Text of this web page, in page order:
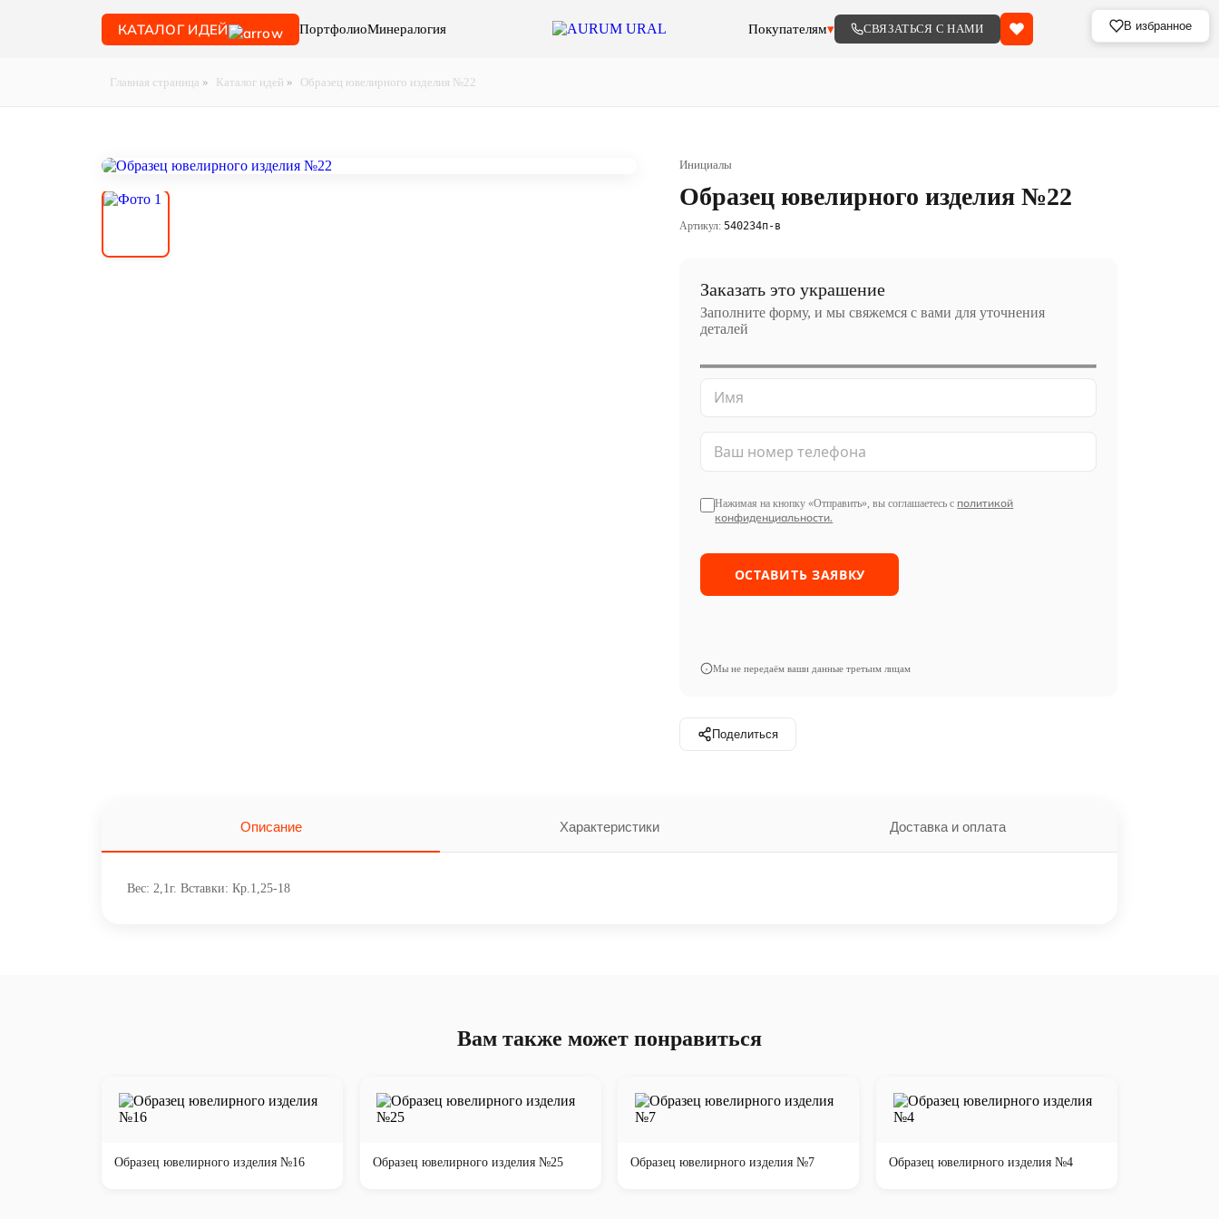
КАТАЛОГ ИДЕЙ ПортфолиоМинералогия Покупателям▾ СВЯЗАТЬСЯ С НАМИ
Главная страница » Каталог идей » Образец ювелирного изделия №22
Инициалы
Образец ювелирного изделия №22
Артикул: 540234п-в
Заказать это украшение
Заполните форму, и мы свяжемся с вами для уточнения
деталей
Нажимая на кнопку «Отправить», вы соглашаетесь с политикой
конфиденциальности.
Мы не передаём ваши данные третьим лицам
В избранное
Поделиться
Описание Характеристики Доставка и оплата
Вес: 2,1г. Вставки: Кр.1,25-18
Вам также может понравиться
Образец ювелирного изделия №16 Образец ювелирного изделия №25 Образец ювелирного изделия №7 Образец ювелирного изделия №4